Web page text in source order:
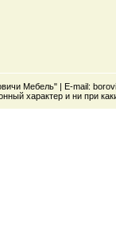
Мебель" | E-mail:
характер и ни при